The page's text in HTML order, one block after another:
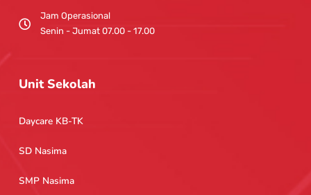
Jam Operasional
Senin - Jumat 07.00 - 17.00
Unit Sekolah
Daycare KB-TK
SD Nasima
SMP Nasima